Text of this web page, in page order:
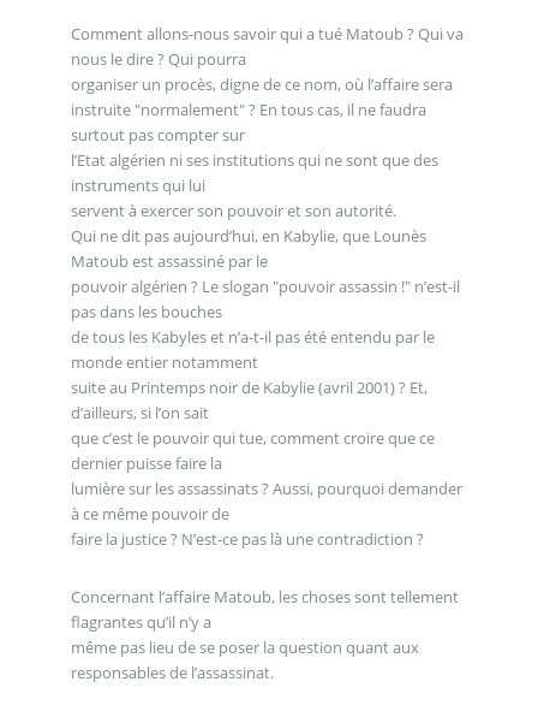
Comment allons-nous savoir qui a tué Matoub ? Qui va
nous le dire ? Qui pourra
organiser un procès, digne de ce nom, où l’affaire sera
instruite "normalement" ? En tous cas, il ne faudra
surtout pas compter sur
l’Etat algérien ni ses institutions qui ne sont que des
instruments qui lui
servent à exercer son pouvoir et son autorité.
Qui ne dit pas aujourd’hui, en Kabylie, que Lounès
Matoub est assassiné par le
pouvoir algérien ? Le slogan "pouvoir assassin !" n’est-il
pas dans les bouches
de tous les Kabyles et n’a-t-il pas été entendu par le
monde entier notamment
suite au Printemps noir de Kabylie (avril 2001) ? Et,
d’ailleurs, si l’on sait
que c’est le pouvoir qui tue, comment croire que ce
dernier puisse faire la
lumière sur les assassinats ? Aussi, pourquoi demander
à ce même pouvoir de
faire la justice ? N’est-ce pas là une contradiction ?
Concernant l’affaire Matoub, les choses sont tellement
flagrantes qu’il n’y a
même pas lieu de se poser la question quant aux
responsables de l’assassinat.